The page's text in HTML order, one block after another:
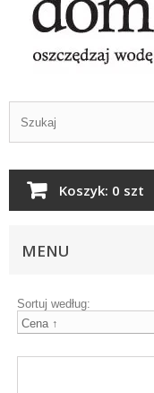
Koszyk: 0 szt
MENU
Sortuj według: